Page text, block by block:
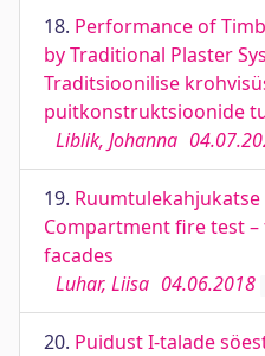
18. Performance of
by Traditional Plaster
Traditsioonilise
puitkonstruktsioonide
Liblik, Johanna
19. Ruumtulekahjukatse
Compartment fire test
facades
Luhar, Liisa 04.06.2018
20. Puidust I-talade